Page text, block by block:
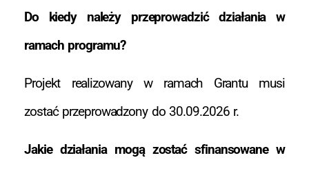
Do kiedy należy przeprowadzić działania w
ramach programu?
Projekt realizowany w ramach Grantu musi
zostać przeprowadzony do 30.09.2026 r.
Jakie działania mogą zostać sfinansowane w